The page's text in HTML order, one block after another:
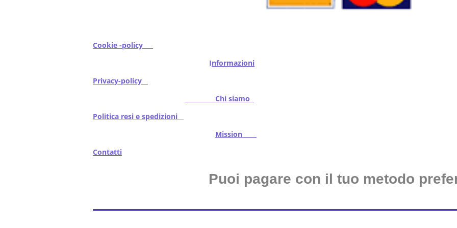
Cookie -policy
Informazioni
Privacy-policy
Chi siamo
Politica resi e spedizioni
Mission
Contatti
Puoi pagare con il tuo metodo